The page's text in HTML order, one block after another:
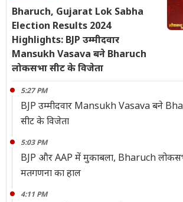
Bharuch, Gujarat Lok Sabha
Election Results 2024
Highlights: BJP उम्मीदवार
Mansukh Vasava बने Bharuch
लोकसभा सीट के विजेता
5:27 PM
BJP उम्मीदवार Mansukh Vasava बने
सीट के विजेता
5:03 PM
BJP और AAP में मुकाबला, Bharuch
मतगणना का हाल
4:11 PM